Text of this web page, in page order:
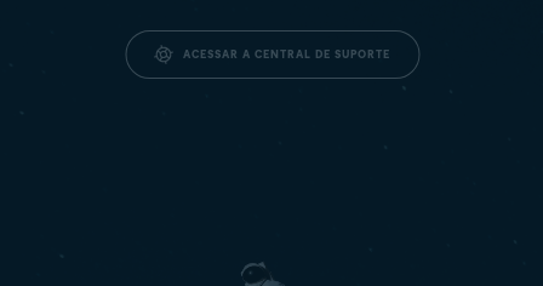
ACESSAR A CENTRAL DE SUPORTE